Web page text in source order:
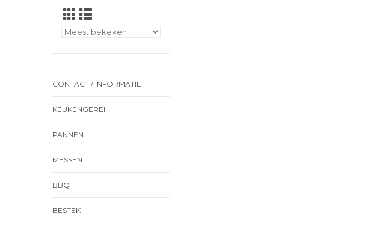
CONTACT / INFORMATIE
KEUKENGEREI
PANNEN
MESSEN
BBQ
BESTEK